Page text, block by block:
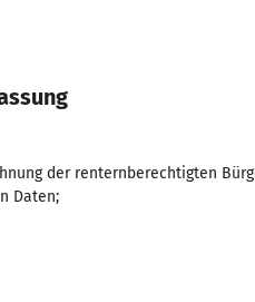
der renternberechtigten
Daten;